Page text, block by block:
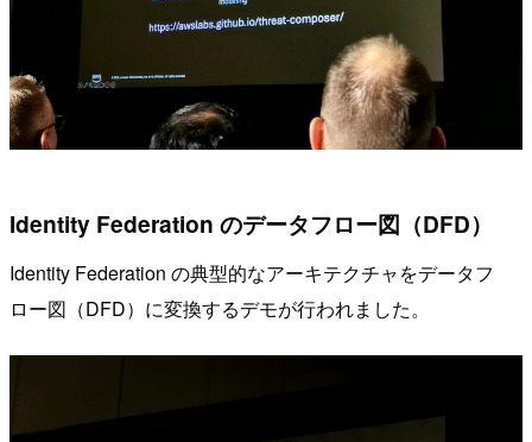
Identity Federation のデータフロー図（DFD）
Identity Federation の典型的なアーキテクチャをデータフ
ロー図（DFD）に変換するデモが行われました。